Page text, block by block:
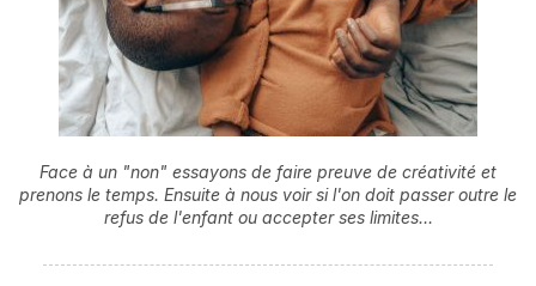
Face à un "non" essayons de faire preuve de créativité et
prenons le temps. Ensuite à nous voir si l'on doit passer outre le
refus de l'enfant ou accepter ses limites…